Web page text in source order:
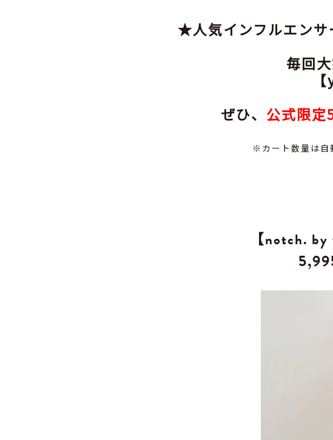
★人気インフルエン
毎回
ぜひ、 公式限定
※カート数量は自
【notch.